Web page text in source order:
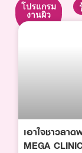
โปรแกรม
ปรับรูป
หน้า
เลอ
ร์
โปรแกรม
ยกกระชับ
โปรแกรม
Sculptra
โปรแกรม
งานผิว
วิตามิน
ผิว
เอาใจชาวลา
MEGA